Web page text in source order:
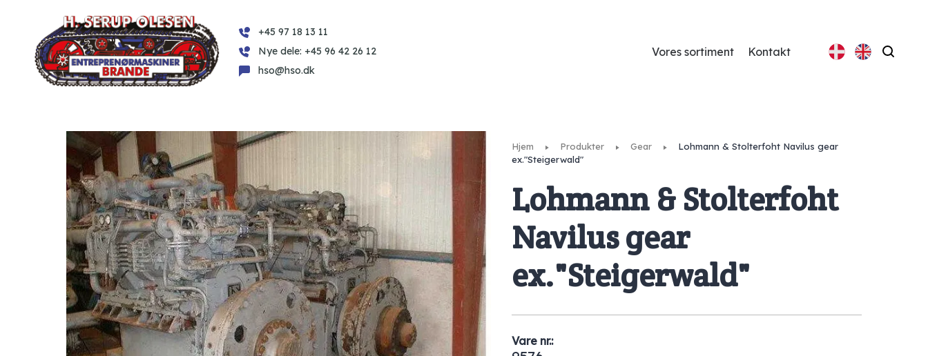
+45 97 18 13 11
Nye dele: +45 96 42 26 12
hso@hso.dk
Vores sortiment Kontakt Søg
Hjem Produkter Gear
Lohmann & Stolterfoht Navilus gear
ex."Steigerwald"
Lohmann & Stolterfoht
Navilus gear
ex."Steigerwald"
Vare nr.: